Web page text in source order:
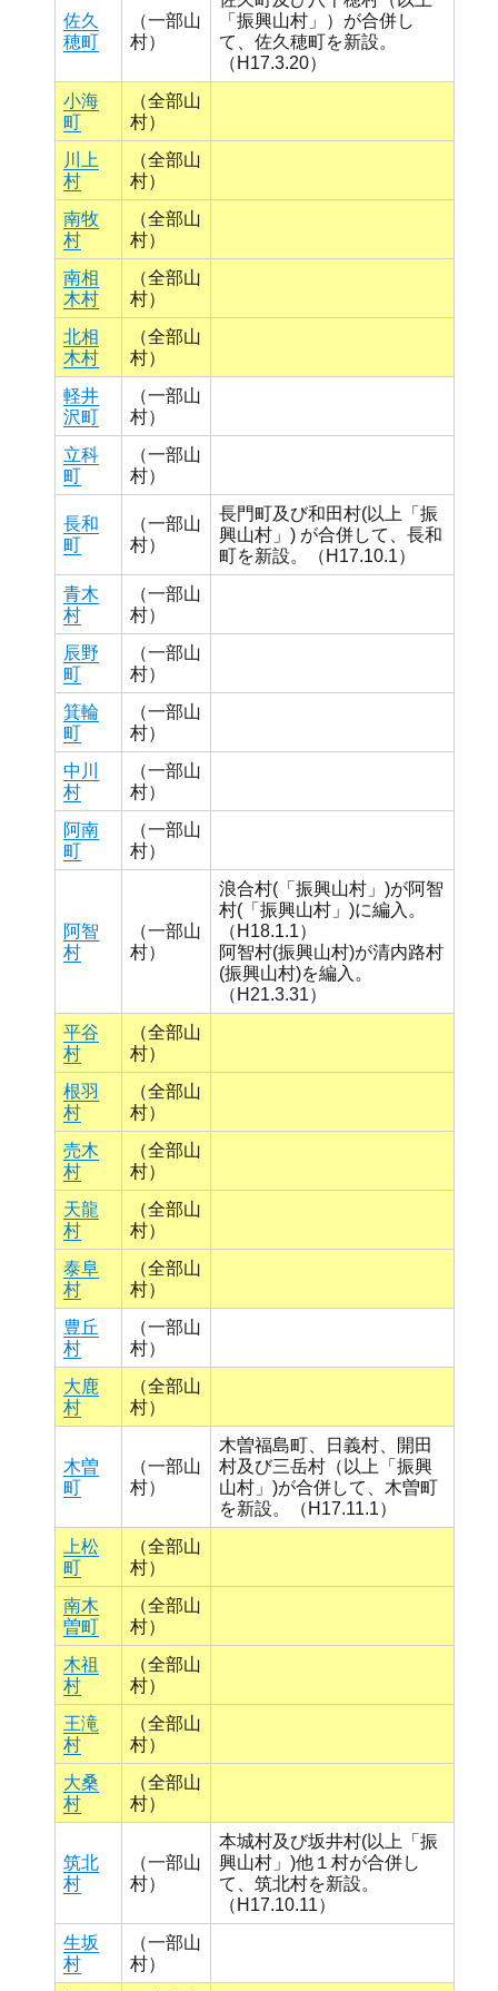
佐久
穂町
（一部山
村）
「振興山村」）が合併し
て、佐久穂町を新設。
（H17.3.20）
小海
町
（全部山
村）
川上
村
（全部山
村）
南牧
村
（全部山
村）
南相
木村
（全部山
村）
北相
木村
（全部山
村）
軽井
沢町
（一部山
村）
立科
町
（一部山
村）
長和
町
（一部山
村）
長門町及び和田村(以上「振
興山村」) が合併して、長和
町を新設。（H17.10.1）
青木
村
（一部山
村）
辰野
町
（一部山
村）
箕輪
町
（一部山
村）
中川
村
（一部山
村）
阿南
町
（一部山
村）
阿智
村
（一部山
村）
浪合村(「振興山村」)が阿智
村(「振興山村」)に編入。
（H18.1.1）
阿智村(振興山村)が清内路村
(振興山村)を編入。
（H21.3.31）
平谷
村
（全部山
村）
根羽
村
（全部山
村）
売木
村
（全部山
村）
天龍
村
（全部山
村）
泰阜
村
（全部山
村）
豊丘
村
（一部山
村）
大鹿
村
（全部山
村）
木曽
町
（一部山
村）
木曽福島町、日義村、開田
村及び三岳村（以上「振興
山村」)が合併して、木曽町
を新設。（H17.11.1）
上松
町
（全部山
村）
南木
曽町
（全部山
村）
木祖
村
（全部山
村）
王滝
村
（全部山
村）
大桑
村
（全部山
村）
筑北
村
（一部山
村）
本城村及び坂井村(以上「振
興山村」)他１村が合併し
て、筑北村を新設。
（H17.10.11）
生坂
村
（一部山
村）